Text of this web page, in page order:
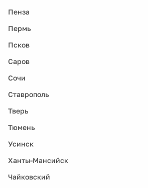
Пенза
Пермь
Псков
Саров
Сочи
Ставрополь
Тверь
Тюмень
Усинск
Ханты-Мансийск
Чайковский